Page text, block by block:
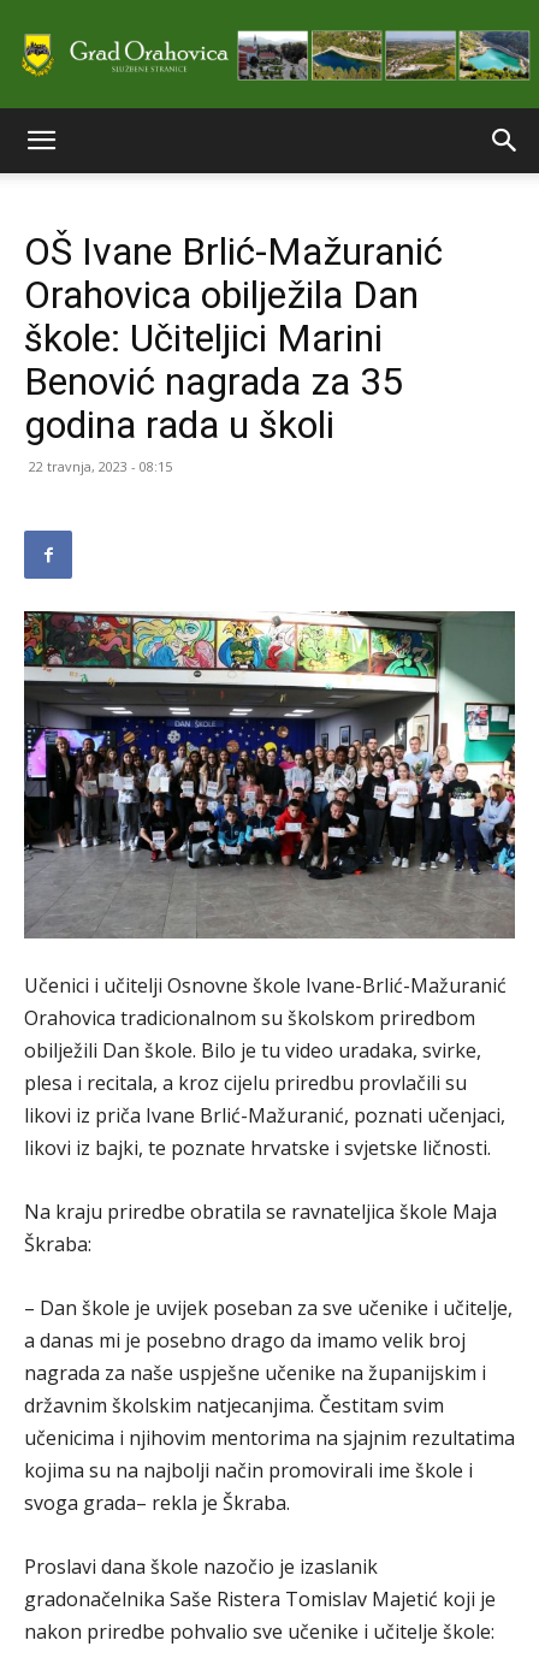
stranice
Grada
OŠ Ivane Brlić-Mažuranić
Orahovica obilježila Dan
škole: Učiteljici Marini
Benović nagrada za 35
godina rada u školi
22 travnja, 2023 - 08:15
Učenici i učitelji Osnovne škole Ivane-Brlić-Mažuranić
Orahovica tradicionalnom su školskom priredbom
obilježili Dan škole. Bilo je tu video uradaka, svirke,
plesa i recitala, a kroz cijelu priredbu provlačili su
likovi iz priča Ivane Brlić-Mažuranić, poznati učenjaci,
likovi iz bajki, te poznate hrvatske i svjetske ličnosti.
Na kraju priredbe obratila se ravnateljica škole Maja
Škraba:
– Dan škole je uvijek poseban za sve učenike i učitelje,
a danas mi je posebno drago da imamo velik broj
nagrada za naše uspješne učenike na županijskim i
državnim školskim natjecanjima. Čestitam svim
učenicima i njihovim mentorima na sjajnim rezultatima
kojima su na najbolji način promovirali ime škole i
svoga grada– rekla je Škraba.
Proslavi dana škole nazočio je izaslanik
gradonačelnika Saše Ristera Tomislav Majetić koji je
nakon priredbe pohvalio sve učenike i učitelje škole: